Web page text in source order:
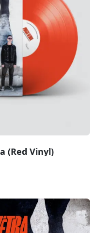
(Red Vinyl)